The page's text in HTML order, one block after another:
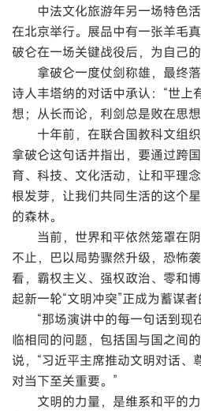
中法文化旅游年另一场特色活
在北京举行。展品中有一张羊毛
破仑在一场关键战役后，为自己
拿破仑一度仗剑称雄，最终落
诗人丰塔纳的对话中承认：“世上
想；从长而论，利剑总是败在思
十年前，在联合国教科文组织
拿破仑这句话并指出，要通过跨
育、科技、文化活动，让和平理
根发芽，让我们共同生活的这个
的森林。
当前，世界和平依然笼罩在阴
不止，巴以局势骤然升级，恐怖
看，霸权主义、强权政治、零和
起新一轮“文明冲突”正成为蓄谋者
“那场演讲中的每一句话到现
临相同的问题，包括国与国之间
说，“习近平主席推动文明对话、
对当下至关重要。”
文明的力量，是维系和平的力